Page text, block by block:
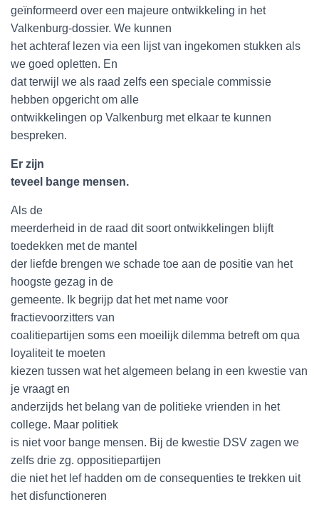
geïnformeerd over een majeure ontwikkeling in het
Valkenburg-dossier. We kunnen
het achteraf lezen via een lijst van ingekomen stukken als
we goed opletten. En
dat terwijl we als raad zelfs een speciale commissie
hebben opgericht om alle
ontwikkelingen op Valkenburg met elkaar te kunnen
bespreken.
Er zijn
teveel bange mensen.
Als de
meerderheid in de raad dit soort ontwikkelingen blijft
toedekken met de mantel
der liefde brengen we schade toe aan de positie van het
hoogste gezag in de
gemeente. Ik begrijp dat het met name voor
fractievoorzitters van
coalitiepartijen soms een moeilijk dilemma betreft om qua
loyaliteit te moeten
kiezen tussen wat het algemeen belang in een kwestie van
je vraagt en
anderzijds het belang van de politieke vrienden in het
college. Maar politiek
is niet voor bange mensen. Bij de kwestie DSV zagen we
zelfs drie zg. oppositiepartijen
die niet het lef hadden om de consequenties te trekken uit
het disfunctioneren